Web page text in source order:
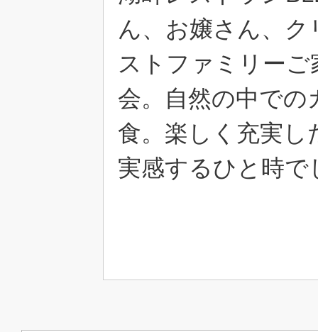
ん、お嬢さん、
ストファミリー
会。自然の中での
食。楽しく充実
実感するひと時で